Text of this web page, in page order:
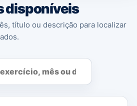
disponíveis
título ou descrição para localizar